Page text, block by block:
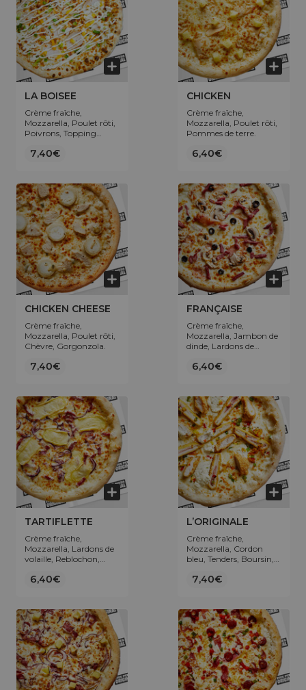
LA BOISEE
Crème fraîche,
Mozzarella, Poulet rôti,
Poivrons, Topping
7,40€
CHICKEN
Crème fraîche,
Mozzarella, Poulet rôti,
Pommes de terre.
6,40€
CHICKEN CHEESE
Crème fraîche,
Mozzarella, Poulet rôti,
Chèvre, Gorgonzola.
7,40€
FRANÇAISE
Crème fraîche,
Mozzarella, Jambon de
dinde, Lardons de
Olives.
6,40€
TARTIFLETTE
Crème fraîche,
Mozzarella, Lardons de
volaille, Reblochon,
6,40€
L’ORIGINALE
Crème fraîche,
Mozzarella, Cordon
bleu, Tenders, Boursin,
7,40€